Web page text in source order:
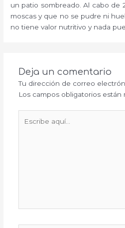
un patio sombreado. Al cabo de
moscas y que no se pudre ni
no tiene valor nutritivo y nada
Deja un comentario
Tu dirección de correo
Los campos obligatorios están
aquí...